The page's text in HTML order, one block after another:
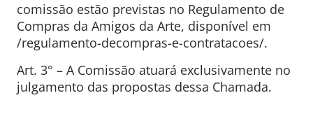
comissão estão previstas no Regulamento de
Compras da Amigos da Arte, disponível em
/regulamento-decompras-e-contratacoes/.
Art. 3° – A Comissão atuará exclusivamente no
julgamento das propostas dessa Chamada.